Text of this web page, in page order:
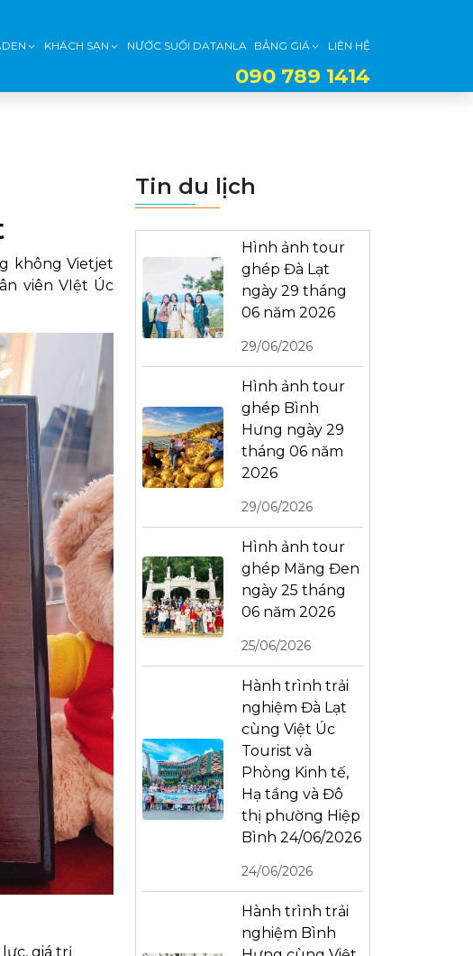
KHÁCH SẠN NƯỚC SUỐI DATANLA BẢNG GIÁ LIÊN HỆ
090 789 1414
không Vietjet
viên VIệt Úc
giá trị
Tin du lịch
Hình ảnh tour
ghép Đà Lạt
ngày 29 tháng
06 năm 2026
29/06/2026
Hình ảnh tour
ghép Bình
Hưng ngày 29
tháng 06 năm
2026
29/06/2026
Hình ảnh tour
ghép Măng Đen
ngày 25 tháng
06 năm 2026
25/06/2026
Hành trình trải
nghiệm Đà Lạt
cùng Việt Úc
Tourist và
Phòng Kinh tế,
Hạ tầng và Đô
thị phường Hiệp
Bình 24/06/2026
24/06/2026
Hành trình trải
nghiệm Bình